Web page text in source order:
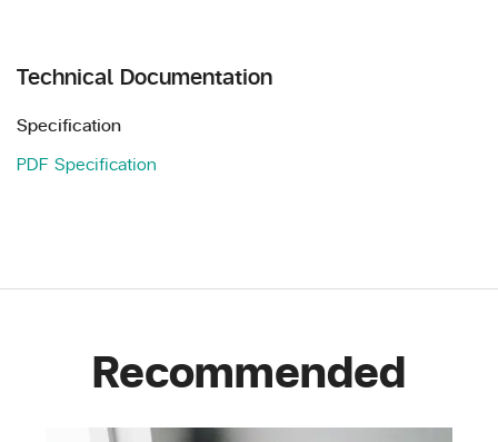
Technical Documentation
Specification
PDF Specification
Recommended